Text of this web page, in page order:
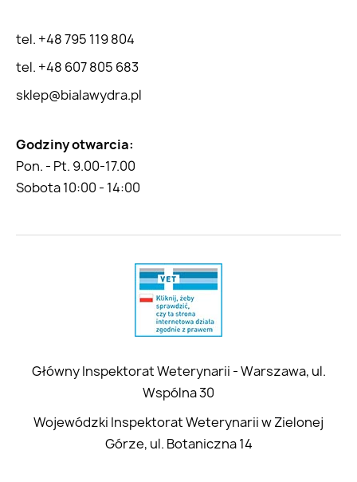
tel. +48 795 119 804
tel. +48 607 805 683
sklep@bialawydra.pl
Godziny otwarcia:
Pon. - Pt. 9.00-17.00
Sobota 10:00 - 14:00
Główny Inspektorat Weterynarii - Warszawa, ul.
Wspólna 30
Wojewódzki Inspektorat Weterynarii w Zielonej
Górze, ul. Botaniczna 14